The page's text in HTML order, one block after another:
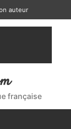
auteur
française